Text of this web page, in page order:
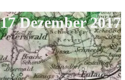
Dezember 2017